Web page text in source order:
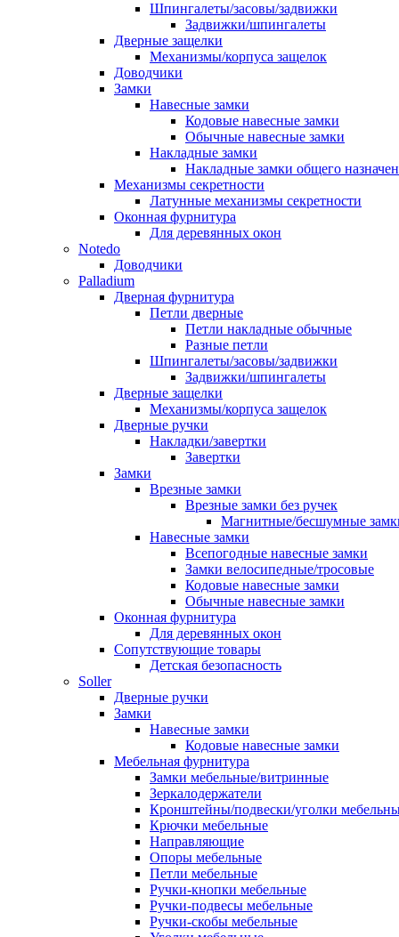
Шпингалеты/засовы/задвижки
Задвижки/шпингалеты
Дверные защелки
Механизмы/корпуса защелок
Доводчики
Замки
Навесные замки
Кодовые навесные замки
Обычные навесные замки
Накладные замки
Накладные замки общего
Механизмы секретности
Латунные механизмы секретности
Оконная фурнитура
Для деревянных окон
Notedo
Доводчики
Palladium
Дверная фурнитура
Петли дверные
Петли накладные обычные
Разные петли
Шпингалеты/засовы/задвижки
Задвижки/шпингалеты
Дверные защелки
Механизмы/корпуса защелок
Дверные ручки
Накладки/завертки
Завертки
Замки
Врезные замки
Врезные замки без ручек
Магнитные/бесшумные
Навесные замки
Всепогодные навесные замки
Замки велосипедные/тросовые
Кодовые навесные замки
Обычные навесные замки
Оконная фурнитура
Для деревянных окон
Сопутствующие товары
Детская безопасность
Soller
Дверные ручки
Замки
Навесные замки
Кодовые навесные замки
Мебельная фурнитура
Замки мебельные/витринные
Зеркалодержатели
Кронштейны/подвески/уголки
Крючки мебельные
Направляющие
Опоры мебельные
Петли мебельные
Ручки-кнопки мебельные
Ручки-подвесы мебельные
Ручки-скобы мебельные